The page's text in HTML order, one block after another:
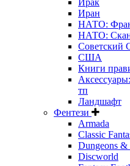
Ирак
Иран
НАТО:
НАТО:
Советский
США
Книги
тп
Ландшафт
Фентези
Armada
Classic
Dungeons &
Discworld